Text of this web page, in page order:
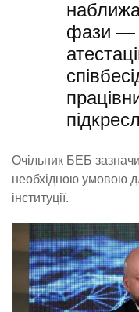
фази —
Очільник БЕБ
необхідною умовою
інституції.